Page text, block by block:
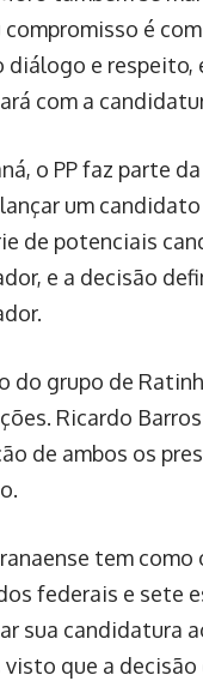
compromisso é
diálogo e respeito,
com a
o PP faz parte
um
de potenciais
e a decisão
do grupo de
Ricardo
de ambos os
tem
federais e sete
sua candidatura
que a